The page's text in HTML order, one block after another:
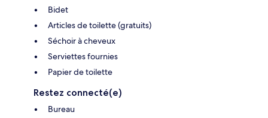
Bidet
Articles de toilette (gratuits)
Séchoir à cheveux
Serviettes fournies
Papier de toilette
Restez connecté(e)
Bureau